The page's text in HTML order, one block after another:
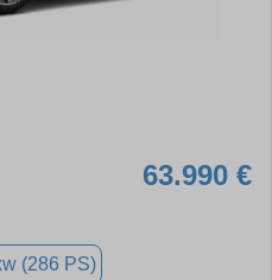
63.990 €
(286 PS)